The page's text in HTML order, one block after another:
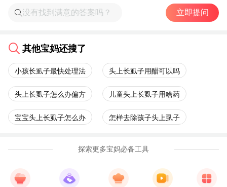
立即提问
其他宝妈还搜了
小孩长虱子最快处理法 头上长虱子用醋可以吗
头上长虱子怎么办偏方 儿童头上长虱子用啥药
宝宝头上长虱子怎么办 怎样去除孩子头上虱子
探索更多宝妈必备工具